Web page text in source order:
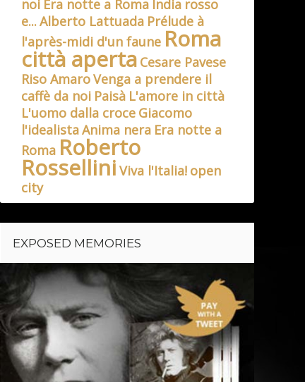
noi Era notte a Roma India rosso
e...Alberto Lattuada Prélude à
l'après-midi d'un faune Roma
città aperta Cesare Pavese
Riso AmaroVenga a prendere il
caffè da noi Paisà L'amore in città
L'uomo dalla croce Giacomo
l'idealistaAnima nera Era notte a
Roma Roberto
Rossellini Viva l'Italia! open
city
EXPOSED MEMORIES